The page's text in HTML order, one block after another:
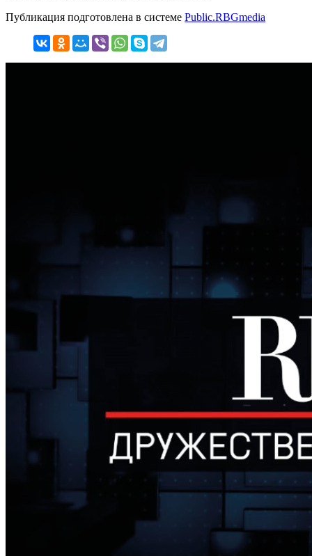
Публикация подготовлена в системе Public.RBGmedia